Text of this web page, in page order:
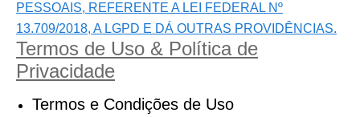
PESSOAIS, REFERENTE A LEI FEDERAL Nº
13.709/2018, A LGPD E DÁ OUTRAS PROVIDÊNCIAS.
Termos de Uso & Política de
Privacidade
Termos e Condições de Uso